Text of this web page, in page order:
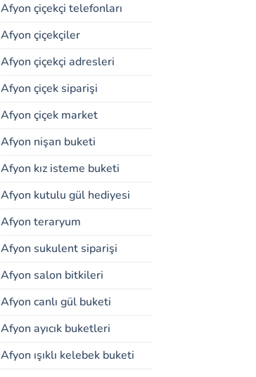
Afyon çiçekçi telefonları
Afyon çiçekçiler
Afyon çiçekçi adresleri
Afyon çiçek siparişi
Afyon çiçek market
Afyon nişan buketi
Afyon kız isteme buketi
Afyon kutulu gül hediyesi
Afyon teraryum
Afyon sukulent siparişi
Afyon salon bitkileri
Afyon canlı gül buketi
Afyon ayıcık buketleri
Afyon ışıklı kelebek buketi